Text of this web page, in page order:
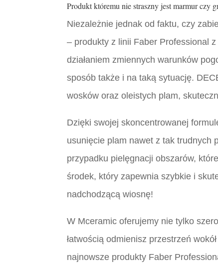
Produkt któremu nie straszny jest marmur czy
Niezależnie jednak od faktu, czy
– produkty z linii Faber Professional
działaniem zmiennych warunków
sposób także i na taką sytuację.
wosków oraz oleistych plam,
Dzięki swojej skoncentrowanej
usunięcie plam nawet z tak trudnych
przypadku pielęgnacji obszarów,
środek, który zapewnia szybkie i
nadchodzącą wiosnę!
W Mceramic oferujemy nie tylko
łatwością odmienisz przestrzeń
najnowsze produkty Faber